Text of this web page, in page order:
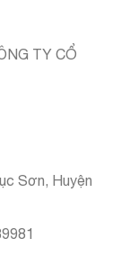
TY CỔ
Sơn, Huyện